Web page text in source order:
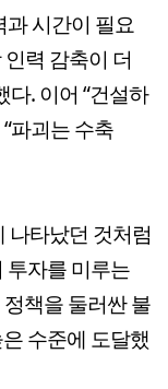
시간이 필요
력 감축이 더
. 이어 “건설하
파괴는 수축
나타났던 것처럼
투자를 미루는
책을 둘러싼 불
수준에 도달했